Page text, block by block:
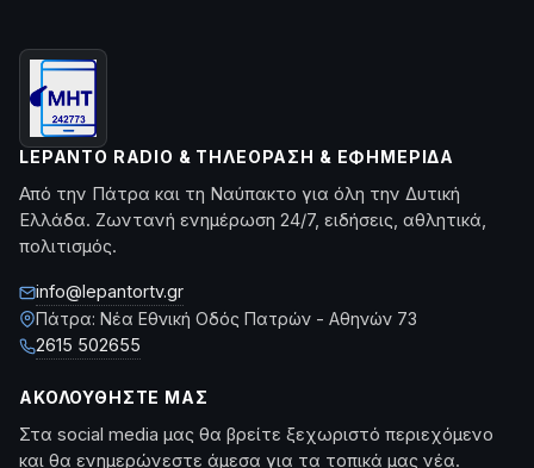
LEPANTO RADIO & ΤΗΛΕΌΡΑΣΗ & ΕΦΗΜΕΡΊΔΑ
Από την Πάτρα και τη Ναύπακτο για όλη την Δυτική
Ελλάδα. Ζωντανή ενημέρωση 24/7, ειδήσεις, αθλητικά,
πολιτισμός.
info@lepantortv.gr
Πάτρα: Νέα Εθνική Οδός Πατρών - Αθηνών 73
2615 502655
ΑΚΟΛΟΥΘΉΣΤΕ ΜΑΣ
Στα social media μας θα βρείτε ξεχωριστό περιεχόμενο
και θα ενημερώνεστε άμεσα για τα τοπικά μας νέα.